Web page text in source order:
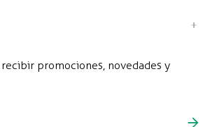
promociones, novedades y